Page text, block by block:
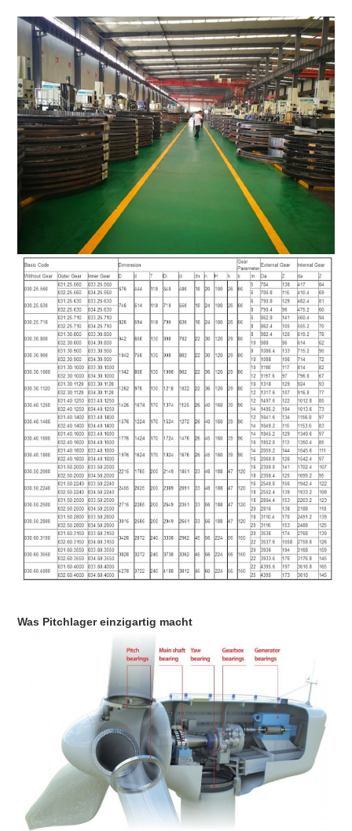
Was Pitchlager einzigartig macht